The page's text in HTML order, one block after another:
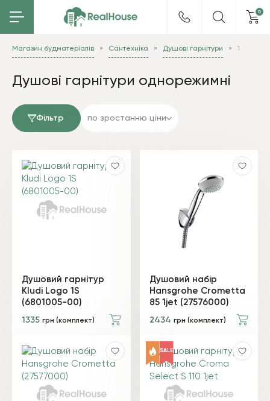
0
Магазин будматеріалів Сантехніка Душові гарнітури 1
Душові гарнітури однорежимні
Фільтр по зростанню ціни
Душовий гарнітур
Kludi Logo 1S
(6801005-00)
1335 грн (комплект)
Душовий набір
Hansgrohe Crometta
85 1jet (27576000)
2434 грн (комплект)
SALE